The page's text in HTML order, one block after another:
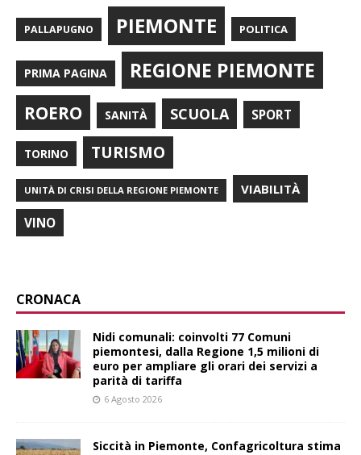
PALLAPUGNO PIEMONTE POLITICA
PRIMA PAGINA REGIONE PIEMONTE
ROERO SANITÀ SCUOLA SPORT
TORINO TURISMO
UNITÀ DI CRISI DELLA REGIONE PIEMONTE VIABILITÀ
VINO
CRONACA
Nidi comunali: coinvolti 77 Comuni
piemontesi, dalla Regione 1,5 milioni di
euro per ampliare gli orari dei servizi a
parità di tariffa
6 Agosto 2026
Siccità in Piemonte, Confagricoltura stima